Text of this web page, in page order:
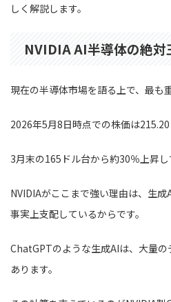
しく解説します。
NVIDIA AI半導体の絶対
現在の半導体市場を語る上で、最も
2026年5月8日時点での株価は215.20
3月末の165ドル台から約30％上昇し
NVIDIAがここまで強い理由は、生
事実上支配しているからです。
ChatGPTのような生成AIは、大量
あります。